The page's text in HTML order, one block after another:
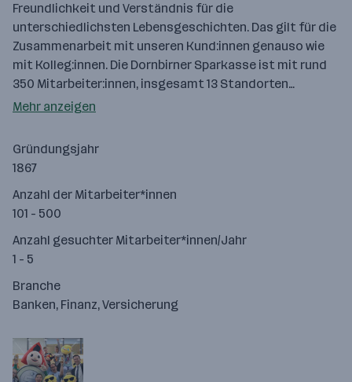
Freundlichkeit und Verständnis für die
unterschiedlichsten Lebensgeschichten. Das gilt für die
Zusammenarbeit mit unseren Kund:innen genauso wie
mit Kolleg:innen. Die Dornbirner Sparkasse ist mit rund
350 Mitarbeiter:innen, insgesamt 13 Standorten…
Mehr anzeigen
Gründungsjahr
1867
Anzahl der Mitarbeiter*innen
101 - 500
Anzahl gesuchter Mitarbeiter*innen/Jahr
1 - 5
Branche
Banken, Finanz, Versicherung